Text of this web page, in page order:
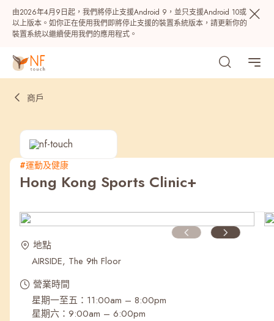
由2026年4月9日起，我們將停止支援Android 9，並只支援Android 10或
以上版本。如你正在使用我們即將停止支援的裝置系統版本，請更新你的
裝置系統以繼續使用我們的應用程式。
熱門
NF 種籽
最近搜尋紀錄
商戶
#運動及健康
Hong Kong Sports Clinic+
地點
AIRSIDE, The 9th Floor
營業時間
星期一至五：11:00am – 8:00pm
星期六：9:00am – 6:00pm